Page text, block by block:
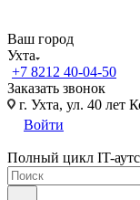
Ваш город
Ухта
+7 8212 40-04-50
Заказать звонок
г. Ухта, ул. 40 лет
Войти
Полный цикл IT-